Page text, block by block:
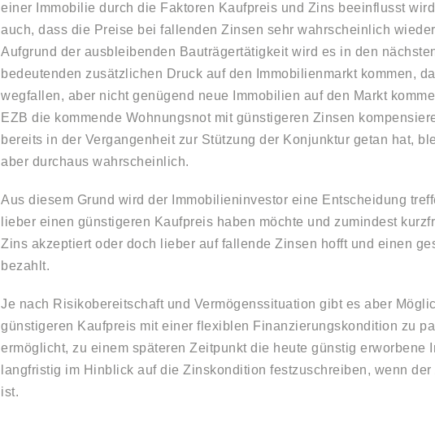
einer Immobilie durch die Faktoren Kaufpreis und Zins beeinflusst
auch, dass die Preise bei fallenden Zinsen sehr wahrscheinlich
Aufgrund der ausbleibenden Bauträgertätigkeit wird es in den
bedeutenden zusätzlichen Druck auf den Immobilienmarkt kommen,
wegfallen, aber nicht genügend neue Immobilien auf den Markt
EZB die kommende Wohnungsnot mit günstigeren Zinsen
bereits in der Vergangenheit zur Stützung der Konjunktur getan hat,
aber durchaus wahrscheinlich.
Aus diesem Grund wird der Immobilieninvestor eine Entscheidung
lieber einen günstigeren Kaufpreis haben möchte und zumindest
Zins akzeptiert oder doch lieber auf fallende Zinsen hofft und einen
bezahlt.
Je nach Risikobereitschaft und Vermögenssituation gibt es aber
günstigeren Kaufpreis mit einer flexiblen Finanzierungskondition zu
ermöglicht, zu einem späteren Zeitpunkt die heute günstig erworbene
langfristig im Hinblick auf die Zinskondition festzuschreiben, wenn
ist.